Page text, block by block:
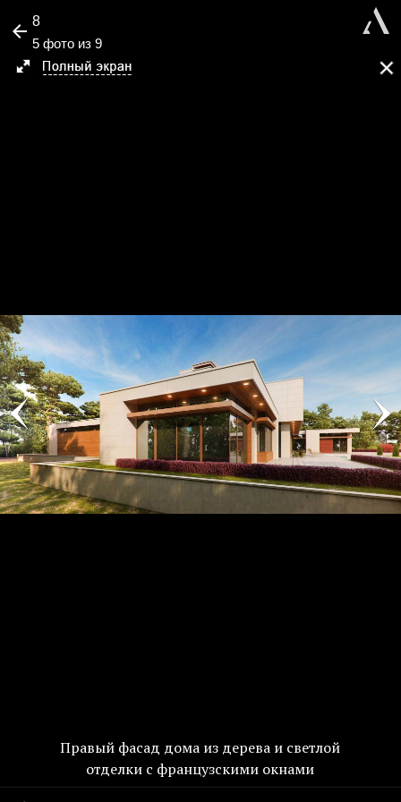
8
5 фото из 9
Правый фасад дома из дерева и светлой
отделки с французскими окнами